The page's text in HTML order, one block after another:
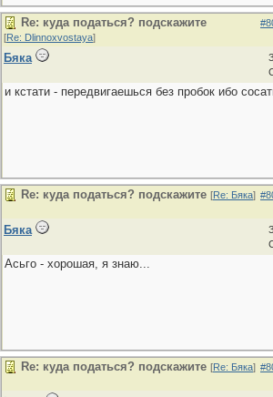
Re: куда податься? подскажите
[Re: Dlinnoxvostaya]
Бяка
и кстати - передвигаешься без пробок ибо
Re: куда податься? подскажите [Re: Бяка]
Бяка
Асьго - хорошая, я знаю...
Re: куда податься? подскажите [Re: Бяка]